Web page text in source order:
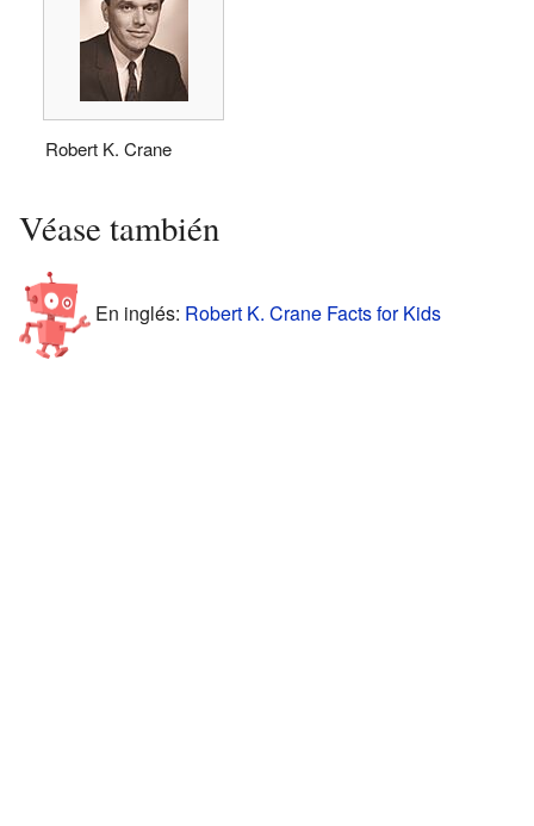
Robert K. Crane
Véase también
En inglés: Robert K. Crane Facts for Kids